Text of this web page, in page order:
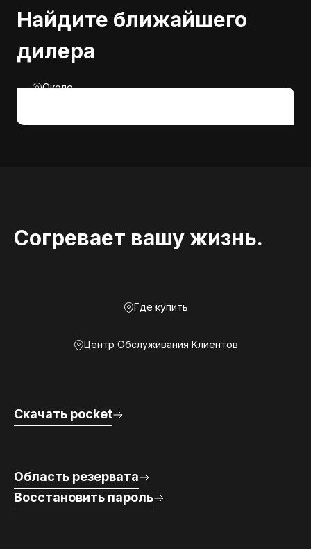
Найдите ближайшего
дилера
Около
Согревает вашу жизнь.
Где купить
Центр Обслуживания Клиентов
Скачать pocket
Область резервата
Восстановить пароль